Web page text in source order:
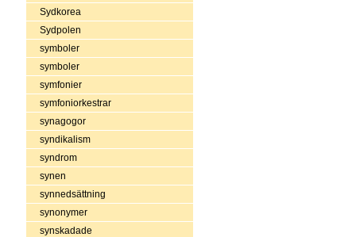
Sydkorea
Sydpolen
symboler
symboler
symfonier
symfoniorkestrar
synagogor
syndikalism
syndrom
synen
synnedsättning
synonymer
synskadade